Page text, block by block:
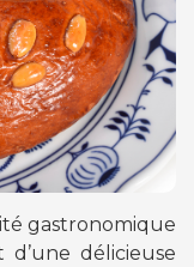
gastronomique
délicieuse